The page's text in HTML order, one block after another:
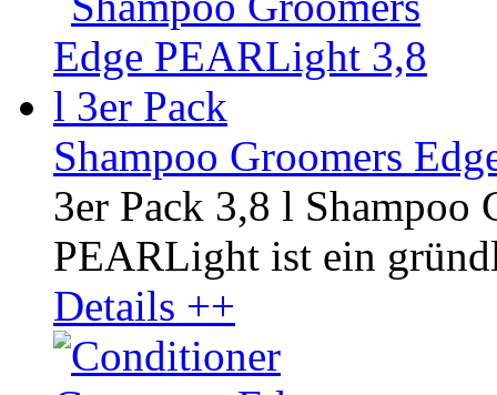
Shampoo Groomers
3er Pack 3,8 l Shampoo
PEARLight ist ein
Details ++